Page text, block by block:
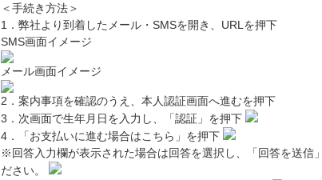
＜手続き方法＞
1．弊社より到着したメール・SMSを開き、URLを押下
SMS画面イメージ
メール画面イメージ
2．案内事項を確認のうえ、本人認証画面へ進むを押下
3．次画面で生年月日を入力し、「認証」を押下
4．「お支払いに進む場合はこちら」を押下
※回答入力欄が表示された場合は回答を選択し、「回答を送信
ださい。